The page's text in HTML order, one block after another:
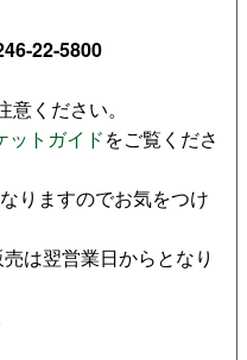
22-5800
ください。
ットガイドをご覧くださ
りますのでお気をつけ
は翌営業日からとなり